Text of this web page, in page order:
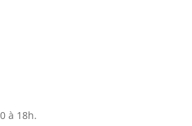
à 18h.